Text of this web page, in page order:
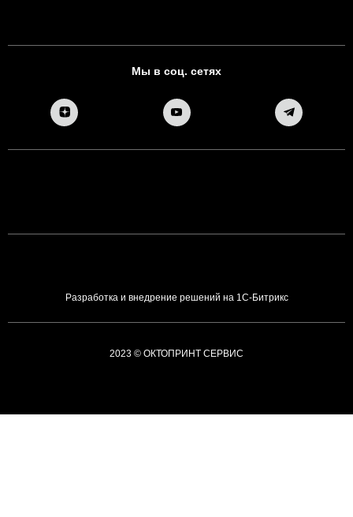
Мы в соц. сетях
Разработка и внедрение решений на 1С-Битрикс
2023 © ОКТОПРИНТ СЕРВИС